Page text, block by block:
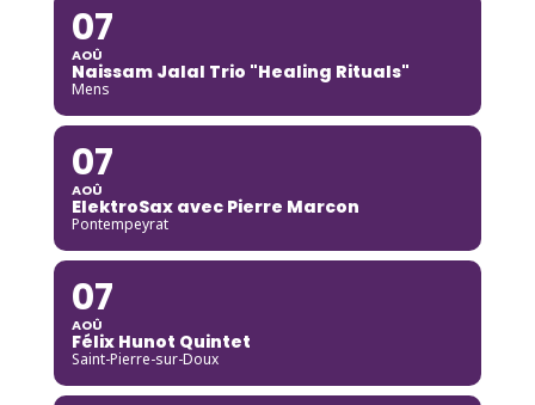
07
AOÛ
Naissam Jalal Trio "Healing Rituals"
Mens
07
AOÛ
ElektroSax avec Pierre Marcon
Pontempeyrat
07
AOÛ
Félix Hunot Quintet
Saint-Pierre-sur-Doux